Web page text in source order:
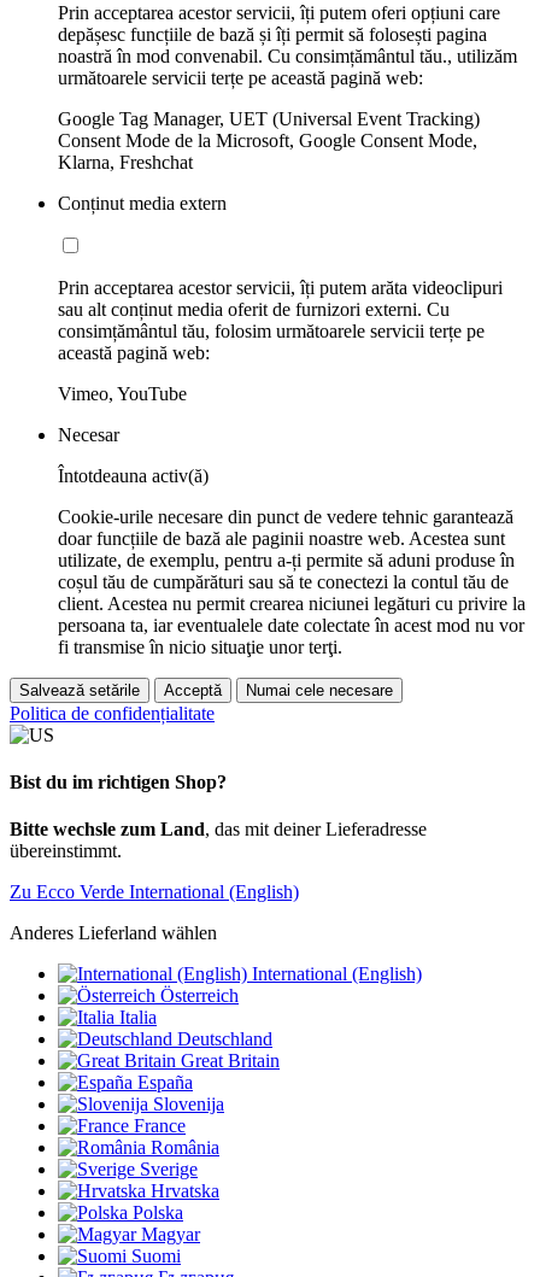
Prin acceptarea acestor servicii, îți putem oferi opțiuni care
depășesc funcțiile de bază și îți permit să folosești pagina
noastră în mod convenabil. Cu consimțământul tău., utilizăm
următoarele servicii terțe pe această pagină web:
Google Tag Manager, UET (Universal Event Tracking)
Consent Mode de la Microsoft, Google Consent Mode,
Klarna, Freshchat
Conținut media extern
Prin acceptarea acestor servicii, îți putem arăta videoclipuri
sau alt conținut media oferit de furnizori externi. Cu
consimțământul tău, folosim următoarele servicii terțe pe
această pagină web:
Vimeo, YouTube
Necesar
Întotdeauna activ(ă)
Cookie-urile necesare din punct de vedere tehnic garantează
doar funcțiile de bază ale paginii noastre web. Acestea sunt
utilizate, de exemplu, pentru a-ți permite să aduni produse în
coșul tău de cumpărături sau să te conectezi la contul tău de
client. Acestea nu permit crearea niciunei legături cu privire la
persoana ta, iar eventualele date colectate în acest mod nu vor
fi transmise în nicio situaţie unor terţi.
Salvează setările Acceptă Numai cele necesare
Politica de confidențialitate
Bist du im richtigen Shop?
Bitte wechsle zum Land, das mit deiner Lieferadresse
übereinstimmt.
Zu Ecco Verde International (English)
Anderes Lieferland wählen
International (English)
Österreich
Italia
Deutschland
Great Britain
España
Slovenija
France
România
Sverige
Hrvatska
Polska
Magyar
Suomi